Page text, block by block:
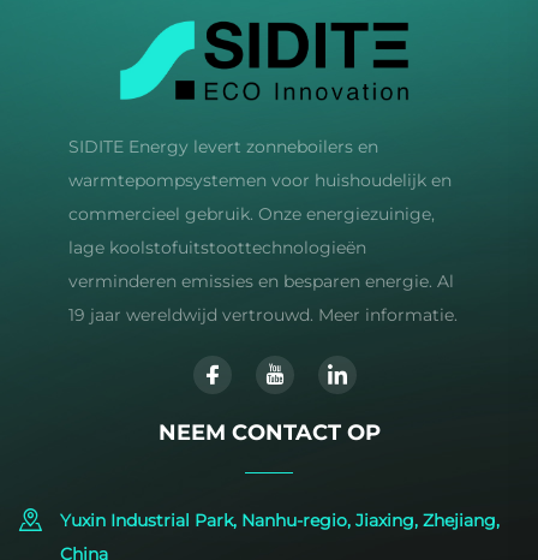
SIDITE Energy levert zonneboilers en
warmtepompsystemen voor huishoudelijk en
commercieel gebruik. Onze energiezuinige,
lage koolstofuitstoottechnologieën
verminderen emissies en besparen energie. Al
19 jaar wereldwijd vertrouwd. Meer informatie.
NEEM CONTACT OP
Yuxin Industrial Park, Nanhu-regio, Jiaxing, Zhejiang,
China